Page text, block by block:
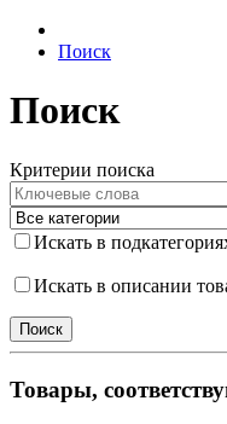
Поиск
Поиск
Критерии поиска
Искать в
Искать в описании
Товары,